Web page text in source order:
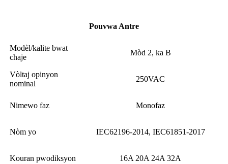
Pouvwa Antre
Modèl/kalite bwat
chaje
Mòd 2, ka B
Vòltaj opinyon
nominal
250VAC
Nimewo faz Monofaz
Nòm yo IEC62196-2014, IEC61851-2017
Kouran pwodiksyon 16A 20A 24A 32A